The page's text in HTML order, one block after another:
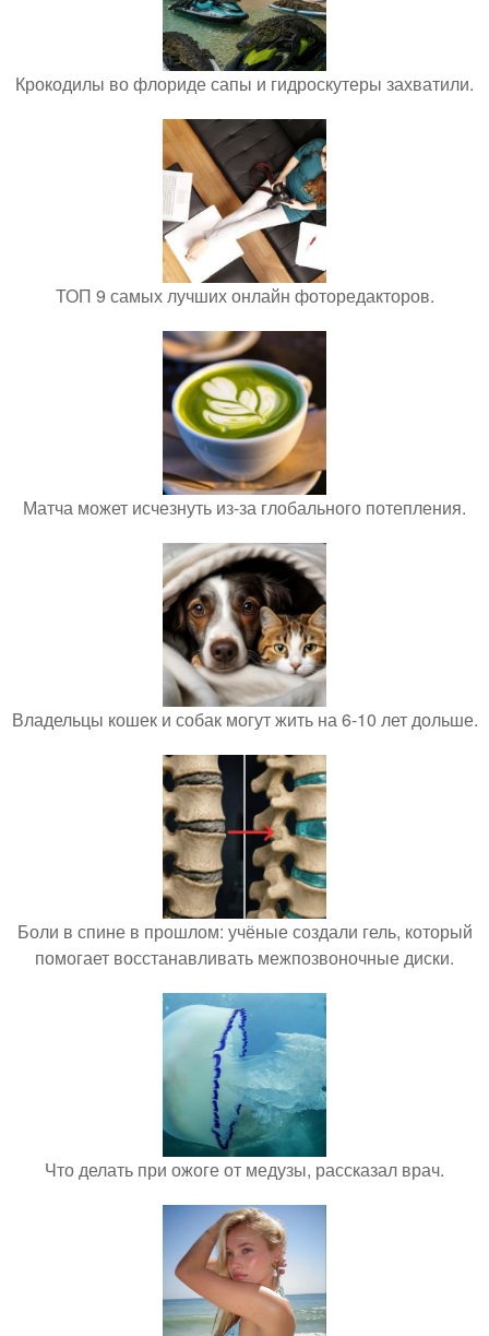
Крокодилы во флориде сапы и гидроскутеры захватили.
ТОП 9 самых лучших онлайн фоторедакторов.
Матча может исчезнуть из-за глобального потепления.
Владельцы кошек и собак могут жить на 6-10 лет дольше.
Боли в спине в прошлом: учёные создали гель, который
помогает восстанавливать межпозвоночные диски.
Что делать при ожоге от медузы, рассказал врач.